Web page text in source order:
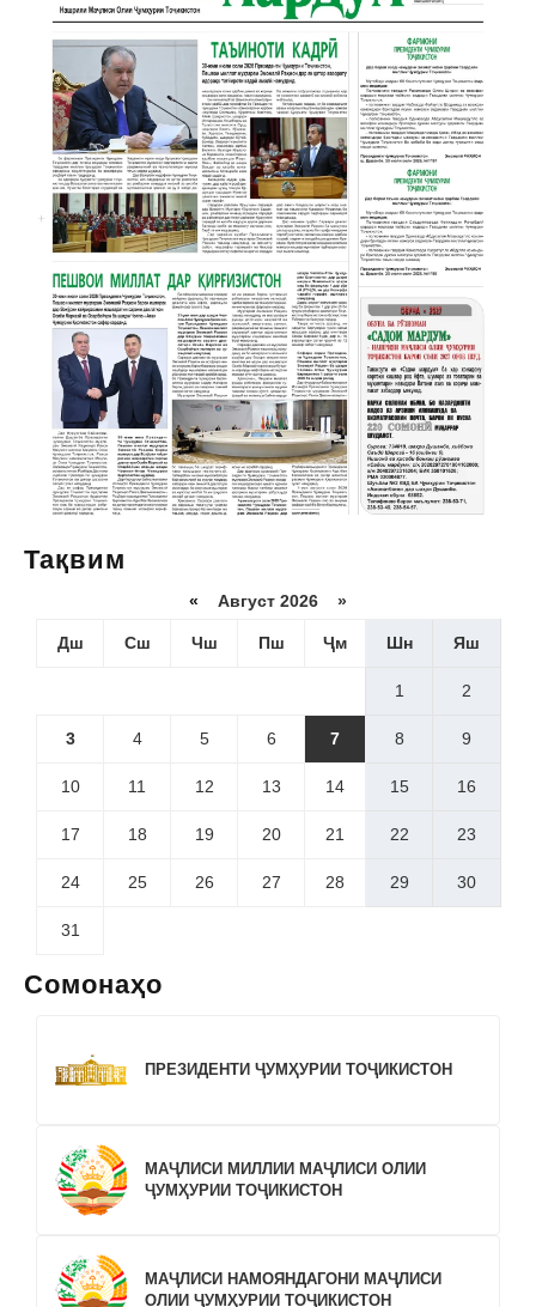
Тақвим
« Август 2026 »
Дш Сш Чш Пш Ҷм Шн Яш
1 2
3 4 5 6 7 8 9
10 11 12 13 14 15 16
17 18 19 20 21 22 23
24 25 26 27 28 29 30
31
Сомонаҳо
ПРЕЗИДЕНТИ ҶУМҲУРИИ ТОҶИКИСТОН
МАҶЛИСИ МИЛЛИИ МАҶЛИСИ ОЛИИ
ҶУМҲУРИИ ТОҶИКИСТОН
МАҶЛИСИ НАМОЯНДАГОНИ МАҶЛИСИ
ОЛИИ ҶУМҲУРИИ ТОҶИКИСТОН